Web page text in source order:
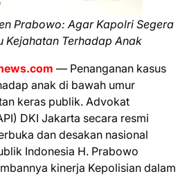
Prabowo: Agar Kapolri Segera
Kejahatan Terhadap Anak
— Penanganan kasus
anak di bawah umur
keras publik. Advokat
DKI Jakarta secara resmi
dan desakan nasional
Indonesia H. Prabowo
kinerja Kepolisian dalam